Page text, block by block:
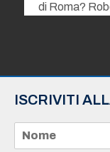
di Roma?
ISCRIVITI
m